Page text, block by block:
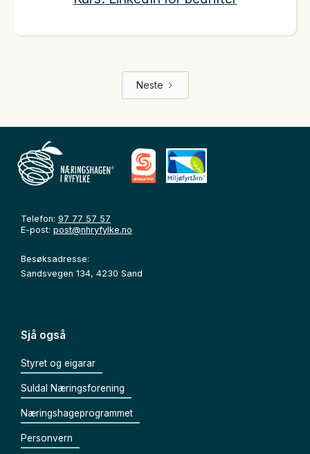
Neste
Telefon: 97 77 57 57
E-post: post@nhryfylke.no
Besøksadresse:
Sandsvegen 134, 4230 Sand
Sjå også
Styret og eigarar
Suldal Næringsforening
Næringshageprogrammet
Personvern